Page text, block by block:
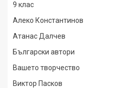
9 клас
Алеко Константинов
Атанас Далчев
Български автори
Вашето творчество
Виктор Пасков